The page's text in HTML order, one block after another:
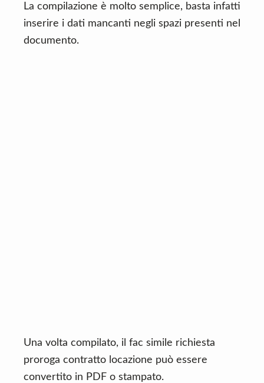
La compilazione è molto semplice, basta infatti
inserire i dati mancanti negli spazi presenti nel
documento.
Una volta compilato, il fac simile richiesta
proroga contratto locazione può essere
convertito in PDF o stampato.